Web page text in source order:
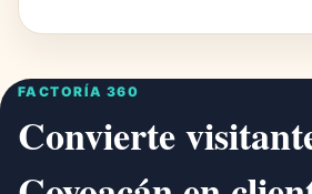
FACTORÍA 360
Convierte